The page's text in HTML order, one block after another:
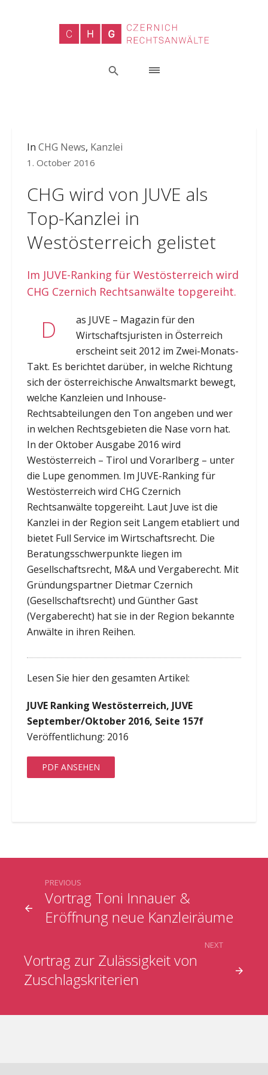
In CHG News, Kanzlei
1. October 2016
CHG wird von JUVE als
Top-Kanzlei in
Westösterreich gelistet
Im JUVE-Ranking für Westösterreich wird
CHG Czernich Rechtsanwälte topgereiht.
D
as JUVE – Magazin für den
Wirtschaftsjuristen in Österreich
erscheint seit 2012 im Zwei-Monats-
Takt. Es berichtet darüber, in welche Richtung
sich der österreichische Anwaltsmarkt bewegt,
welche Kanzleien und Inhouse-
Rechtsabteilungen den Ton angeben und wer
in welchen Rechtsgebieten die Nase vorn hat.
In der Oktober Ausgabe 2016 wird
Westösterreich – Tirol und Vorarlberg – unter
die Lupe genommen. Im JUVE-Ranking für
Westösterreich wird CHG Czernich
Rechtsanwälte topgereiht. Laut Juve ist die
Kanzlei in der Region seit Langem etabliert und
bietet Full Service im Wirtschaftsrecht. Die
Beratungsschwerpunkte liegen im
Gesellschaftsrecht, M&A und Vergaberecht. Mit
Gründungspartner Dietmar Czernich
(Gesellschaftsrecht) und Günther Gast
(Vergaberecht) hat sie in der Region bekannte
Anwälte in ihren Reihen.
Lesen Sie hier den gesamten Artikel:
JUVE Ranking Westösterreich, JUVE
September/Oktober 2016, Seite 157f
Veröffentlichung: 2016
PDF ANSEHEN
Vortrag Toni Innauer &
Eröffnung neue Kanzleiräume
PREVIOUS
Vortrag zur Zulässigkeit von
Zuschlagskriterien
NEXT